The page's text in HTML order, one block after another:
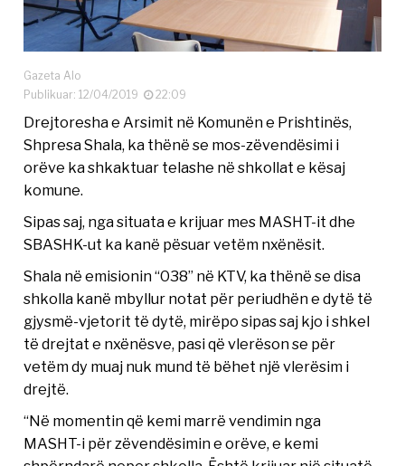
Gazeta Alo
Publikuar: 12/04/2019
22:09
Drejtoresha e Arsimit në Komunën e Prishtinës,
Shpresa Shala, ka thënë se mos-zëvendësimi i
orëve ka shkaktuar telashe në shkollat e kësaj
komune.
Sipas saj, nga situata e krijuar mes MASHT-it dhe
SBASHK-ut ka kanë pësuar vetëm nxënësit.
Shala në emisionin “038” në KTV, ka thënë se disa
shkolla kanë mbyllur notat për periudhën e dytë të
gjysmë-vjetorit të dytë, mirëpo sipas saj kjo i shkel
të drejtat e nxënësve, pasi që vlerëson se për
vetëm dy muaj nuk mund të bëhet një vlerësim i
drejtë.
“Në momentin që kemi marrë vendimin nga
MASHT-i për zëvendësimin e orëve, e kemi